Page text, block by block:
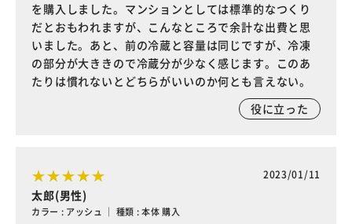
を購入しました。マンションとしては標準的なつくり
だとおもわれますが、こんなところで余計な出費と思
いました。あと、前の冷蔵と容量は同じですが、冷凍
の部分が大ききので冷蔵分が少なく感じます。このあ
たりは慣れないとどちらがいいのか何とも言えない。
役に立った
2023/01/11
太郎(男性)
カラー : アッシュ ｜ 種類 : 本体 購入